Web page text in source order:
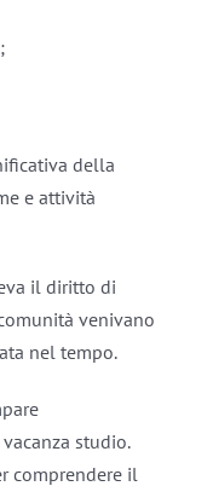
della
e attività
il diritto di
venivano
nel tempo.
studio.
comprendere il